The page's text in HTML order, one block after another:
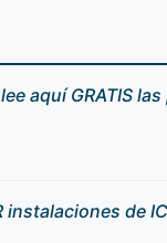
aquí GRATIS
instalaciones de